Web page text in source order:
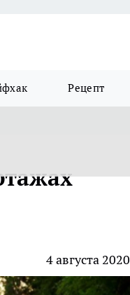
Рецепт
4 августа 2020